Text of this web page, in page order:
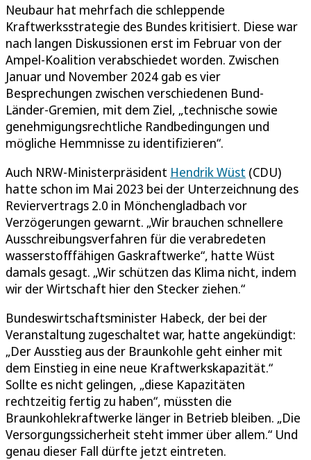
Neubaur hat mehrfach die schleppende
Kraftwerksstrategie des Bundes kritisiert. Diese war
nach langen Diskussionen erst im Februar von der
Ampel-Koalition verabschiedet worden. Zwischen
Januar und November 2024 gab es vier
Besprechungen zwischen verschiedenen Bund-
Länder-Gremien, mit dem Ziel, „technische sowie
genehmigungsrechtliche Randbedingungen und
mögliche Hemmnisse zu identifizieren“.
Auch NRW-Ministerpräsident Hendrik Wüst (CDU)
hatte schon im Mai 2023 bei der Unterzeichnung des
Reviervertrags 2.0 in Mönchengladbach vor
Verzögerungen gewarnt. „Wir brauchen schnellere
Ausschreibungsverfahren für die verabredeten
wasserstofffähigen Gaskraftwerke“, hatte Wüst
damals gesagt. „Wir schützen das Klima nicht, indem
wir der Wirtschaft hier den Stecker ziehen.“
Bundeswirtschaftsminister Habeck, der bei der
Veranstaltung zugeschaltet war, hatte angekündigt:
„Der Ausstieg aus der Braunkohle geht einher mit
dem Einstieg in eine neue Kraftwerkskapazität.“
Sollte es nicht gelingen, „diese Kapazitäten
rechtzeitig fertig zu haben“, müssten die
Braunkohlekraftwerke länger in Betrieb bleiben. „Die
Versorgungssicherheit steht immer über allem.“ Und
genau dieser Fall dürfte jetzt eintreten.